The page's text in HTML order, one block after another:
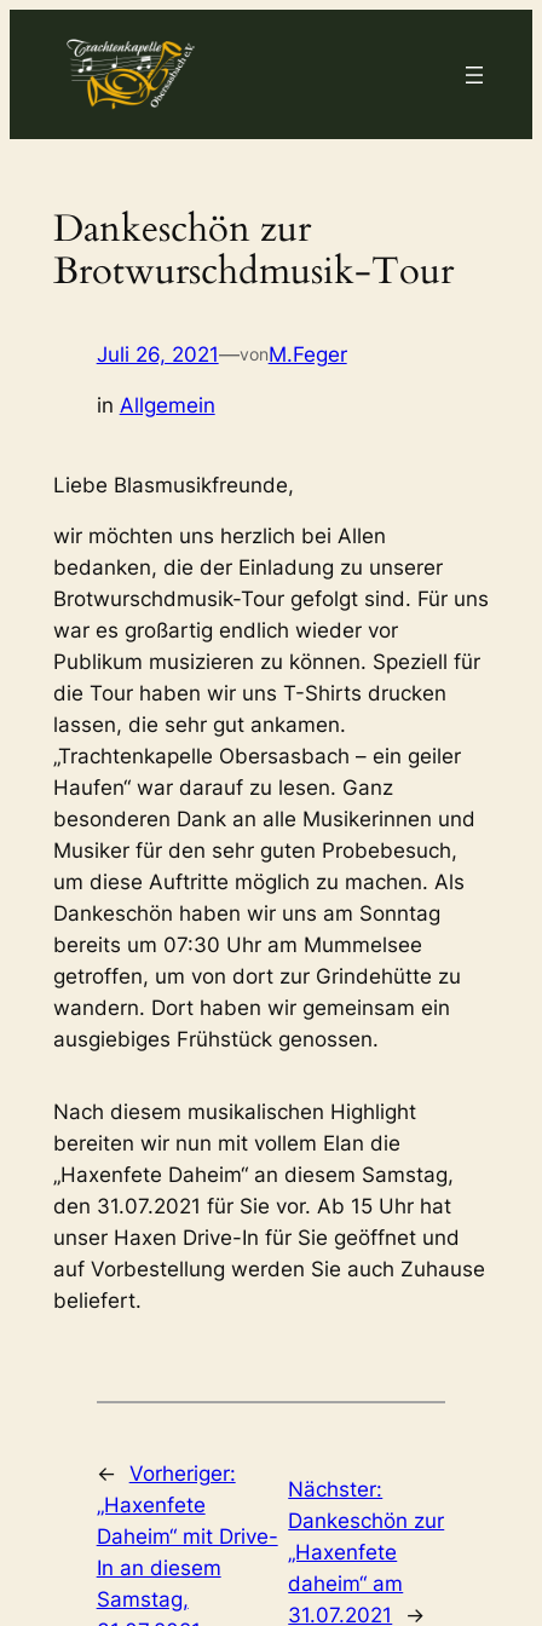
springen
Dankeschön zur
Brotwurschdmusik-Tour
Juli 26, 2021—vonM.Feger
in Allgemein
Liebe Blasmusikfreunde,
wir möchten uns herzlich bei Allen
bedanken, die der Einladung zu unserer
Brotwurschdmusik-Tour gefolgt sind. Für uns
war es großartig endlich wieder vor
Publikum musizieren zu können. Speziell für
die Tour haben wir uns T-Shirts drucken
lassen, die sehr gut ankamen.
„Trachtenkapelle Obersasbach – ein geiler
Haufen“ war darauf zu lesen. Ganz
besonderen Dank an alle Musikerinnen und
Musiker für den sehr guten Probebesuch,
um diese Auftritte möglich zu machen. Als
Dankeschön haben wir uns am Sonntag
bereits um 07:30 Uhr am Mummelsee
getroffen, um von dort zur Grindehütte zu
wandern. Dort haben wir gemeinsam ein
ausgiebiges Frühstück genossen.
Nach diesem musikalischen Highlight
bereiten wir nun mit vollem Elan die
„Haxenfete Daheim“ an diesem Samstag,
den 31.07.2021 für Sie vor. Ab 15 Uhr hat
unser Haxen Drive-In für Sie geöffnet und
auf Vorbestellung werden Sie auch Zuhause
beliefert.
← Vorheriger:
„Haxenfete
Daheim“ mit Drive-
In an diesem
Samstag,
Nächster:
Dankeschön zur
„Haxenfete
daheim“ am
31.07.2021
→